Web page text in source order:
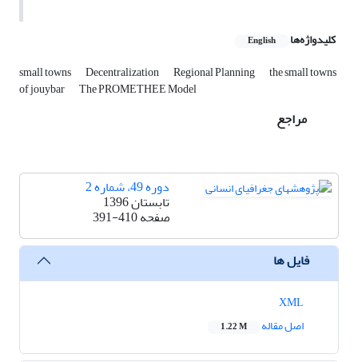
کلیدواژه‌ها English
small towns Decentralization Regional Planning the small towns
of jouybar The PROMETHEE Model
مراجع
دوره 49، شماره 2
تابستان 1396
صفحه391-410
فایل ها
اصل مقاله
1.22 M